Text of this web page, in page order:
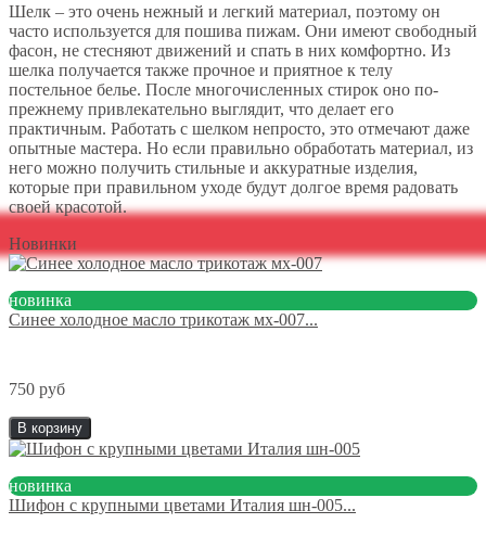
Шелк – это очень нежный и легкий материал, поэтому он
часто используется для пошива пижам. Они имеют свободный
фасон, не стесняют движений и спать в них комфортно. Из
шелка получается также прочное и приятное к телу
постельное белье. После многочисленных стирок оно по-
прежнему привлекательно выглядит, что делает его
практичным. Работать с шелком непросто, это отмечают даже
опытные мастера. Но если правильно обработать материал, из
него можно получить стильные и аккуратные изделия,
которые при правильном уходе будут долгое время радовать
своей красотой.
Новинки
новинка
Синее холодное масло трикотаж мх-007...
750 руб
В корзину
новинка
Шифон с крупными цветами Италия шн-005...